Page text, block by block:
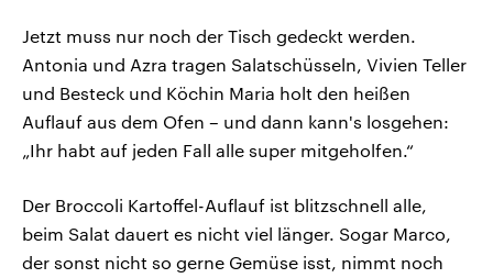
Jetzt muss nur noch der Tisch gedeckt werden.
Antonia und Azra tragen Salatschüsseln, Vivien Teller
und Besteck und Köchin Maria holt den heißen
Auflauf aus dem Ofen – und dann kann's losgehen:
„Ihr habt auf jeden Fall alle super mitgeholfen.“
Der Broccoli Kartoffel-Auflauf ist blitzschnell alle,
beim Salat dauert es nicht viel länger. Sogar Marco,
der sonst nicht so gerne Gemüse isst, nimmt noch